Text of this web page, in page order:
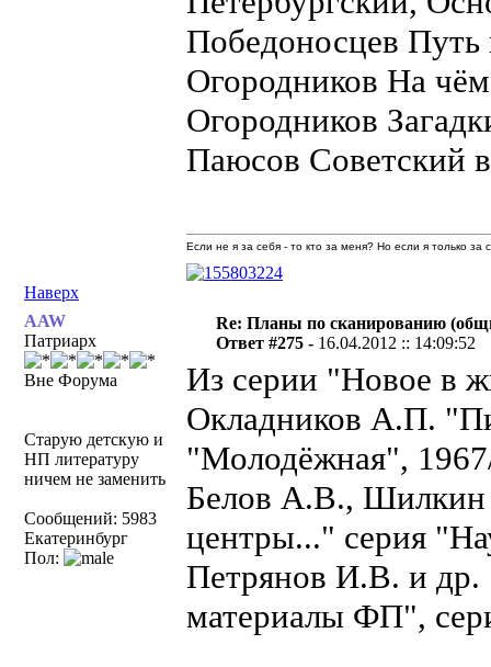
Победоносцев Путь
Огородников На
Огородников
Паюсов Советский
Наверх
Если не я за себя - то кто за меня? Но если я только
AAW
Патриарх
Вне Форума
Старую детскую и
НП литературу
ничем не заменить
Сообщений: 5983
Екатеринбург
Пол:
Re: Планы по сканированию
Ответ #275 - 16.04.2012 :: 14:09:52
Из серии "Новое в
Окладников А.П.
"Молодёжная",
Белов А.В., Шилкин
центры..." серия
Петрянов И.В. и
материалы ФП",